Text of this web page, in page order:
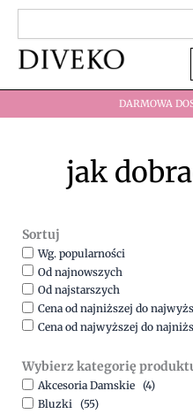
Przejdź
treści
DARMOWA
jak
Sortuj
Wg. popularności
Od najnowszych
Od najstarszych
Cena od najniższej do
Cena od najwyższej do
Wybierz kategorię
Akcesoria Damskie (4)
Bluzki (55)